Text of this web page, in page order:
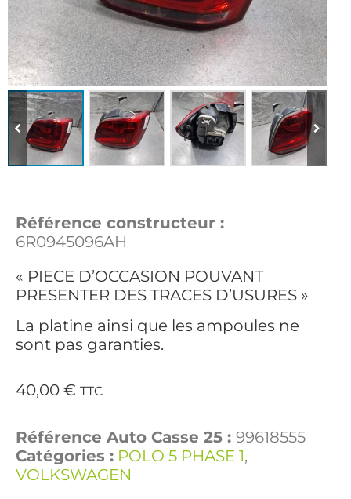
Référence constructeur :
6R0945096AH
« PIECE D’OCCASION POUVANT
PRESENTER DES TRACES D’USURES »
La platine ainsi que les ampoules ne
sont pas garanties.
40,00 € TTC
Référence Auto Casse 25 : 99618555
Catégories : POLO 5 PHASE 1,
VOLKSWAGEN